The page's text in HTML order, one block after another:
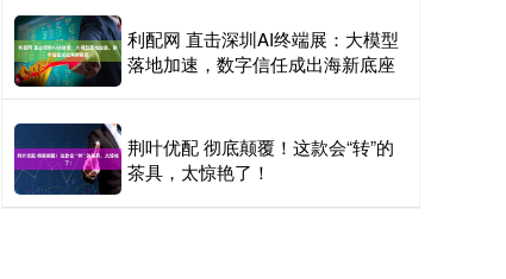
利配网 直击深圳AI终端展：大模型
落地加速，数字信任成出海新底座
荆叶优配 彻底颠覆！这款会“转”的
茶具，太惊艳了！